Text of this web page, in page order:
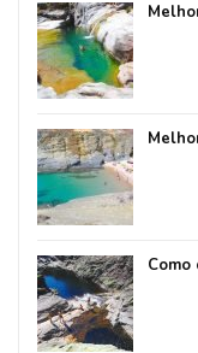
Como